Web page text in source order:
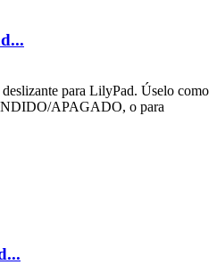
para LilyPad. Úselo como
APAGADO, o para